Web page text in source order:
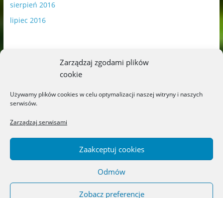
Zarządzaj zgodami plików
cookie
Używamy plików cookies w celu optymalizacji naszej witryny i naszych
serwisów.
Zarządzaj serwisami
Zaakceptuj cookies
Odmów
Zobacz preferencje
sierpień 2016
lipiec 2016
Blog o książkach dla dzieci i młodzieży –
recenzje i rekomendacje. All rights reserved.
Theme: ColorMag byThemeGrill. Powered by